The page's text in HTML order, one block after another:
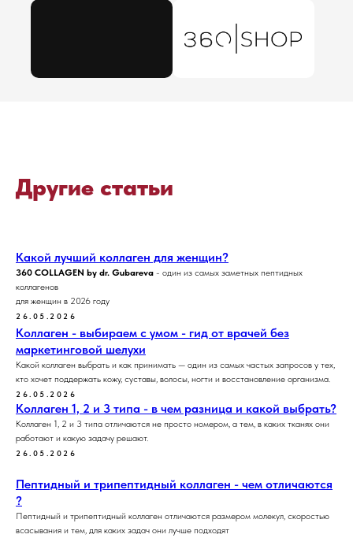
Другие статьи
Какой лучший коллаген для женщин?
360 COLLAGEN by dr. Gubareva - один из самых заметных пептидных
коллагенов
для женщин в 2026 году
26.05.2026
Коллаген - выбираем с умом - гид от врачей без
маркетинговой шелухи
Какой коллаген выбрать и как принимать — один из самых частых запросов у тех,
кто хочет поддержать кожу, суставы, волосы, ногти и восстановление организма.
26.05.2026
Коллаген 1, 2 и 3 типа - в чем разница и какой выбрать?
Коллаген 1, 2 и 3 типа отличаются не просто номером, а тем, в каких тканях они
работают и какую задачу решают.
26.05.2026
Пептидный и трипептидный коллаген - чем отличаются
?
Пептидный и трипептидный коллаген отличаются размером молекул, скоростью
всасывания и тем, для каких задач они лучше подходят